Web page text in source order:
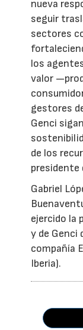
nueva
seguir
sectores
los
valor
gestores
Genci
de los
presidente
Gabriel
ejercido la
y de Genci
compañía
Iberia).